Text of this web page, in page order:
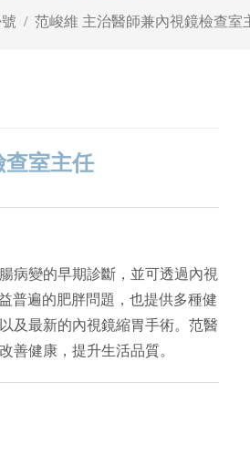
范峻維 主治醫師兼內視鏡檢查室
查室主任
病變的早期診斷，並可透過內視
普遍的肥胖問題，也提供多種健
及最新的內視鏡縮胃手術。范醫
善健康，提升生活品質。